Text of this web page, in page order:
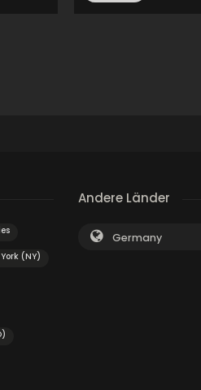
(NY)
Andere Länder
Germany